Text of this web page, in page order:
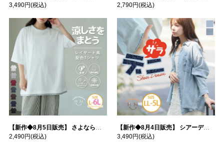
3,490円(税込)
2,790円(税込)
【新作◆8月5日販売】 さよなら猛暑 涼しさを着る 遮熱 接触冷感 吸水・速乾 五分袖 コンフォートメッシュ 配色レイヤード 風ゆる Tシャツ | 大きいサイズの通販ならハッピーマリリン
2,490円(税込)
【新作◆8月4日販売】 シアーデニムで お洒落に肌隠し | 大きいサイズの通販ならハッピーマリリン
3,490円(税込)